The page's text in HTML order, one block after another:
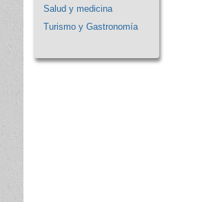
Salud y medicina
Turismo y Gastronomía